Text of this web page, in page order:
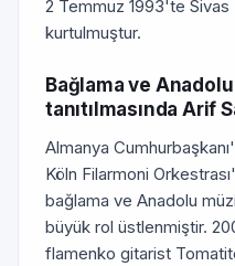
2 Temmuz 1993'te Sivas
kurtulmuştur.
Bağlama ve
tanıtılmasında Arif
Almanya
Köln Filarmoni
bağlama ve Anadolu
büyük rol üstlenmiştir.
flamenko gitarist